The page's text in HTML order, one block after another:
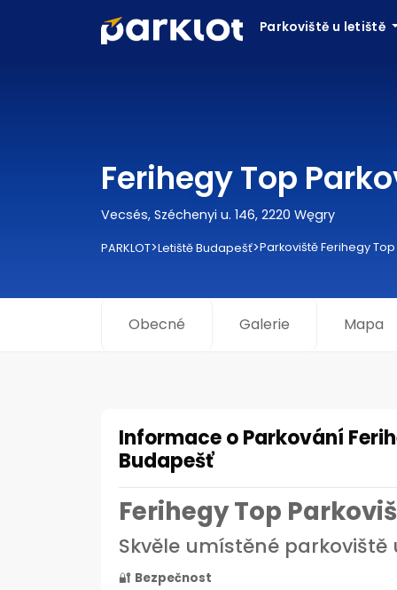
Parkoviště u letiště
Ferihegy Top
Vecsés, Széchenyi u. 146, 2220 Węgry
PARKLOT>Letiště Budapešť>Parkoviště Ferihegy
Obecné Galerie Mapa
Informace o Parkování
Budapešť
Ferihegy Top
Skvěle umístěné
🔐 Bezpečnost